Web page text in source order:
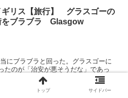
ギリス【旅行】 グラスゴーの
をブラブラ Glasgow
にブラブラと回った。グラスゴーに
たのが「治安が悪そうだな」であっ
な綺麗なところもたくさんある。歴
トップ サイドバー